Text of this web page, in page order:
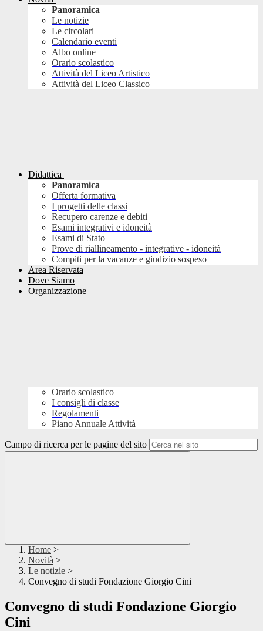
Panoramica
Le notizie
Le circolari
Calendario eventi
Albo online
Orario scolastico
Attività del Liceo Artistico
Attività del Liceo Classico
Didattica
Panoramica
Offerta formativa
I progetti delle classi
Recupero carenze e debiti
Esami integrativi e idoneità
Esami di Stato
Prove di riallineamento - integrative - idoneità
Compiti per la vacanze e giudizio sospeso
Area Riservata
Dove Siamo
Organizzazione
Orario scolastico
I consigli di classe
Regolamenti
Piano Annuale Attività
Campo di ricerca per le pagine del sito
Home >
Novità >
Le notizie >
Convegno di studi Fondazione Giorgio Cini
Convegno di studi Fondazione Giorgio
Cini